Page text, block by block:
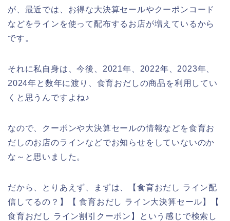
が、最近では、お得な大決算セールやクーポンコード
などをラインを使って配布するお店が増えているから
です。
それに私自身は、今後、2021年、2022年、2023年、
2024年と数年に渡り、食育おだしの商品を利用してい
くと思うんですよね♪
なので、クーポンや大決算セールの情報などを食育お
だしのお店のラインなどでお知らせをしていないのか
な～と思いました。
だから、とりあえず、まずは、【食育おだし ライン配
信してるの？】【 食育おだし ライン大決算セール】【
食育おだし ライン割引クーポン】という感じで検索し